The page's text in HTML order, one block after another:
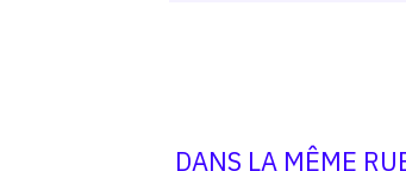
DANS LA MÊME